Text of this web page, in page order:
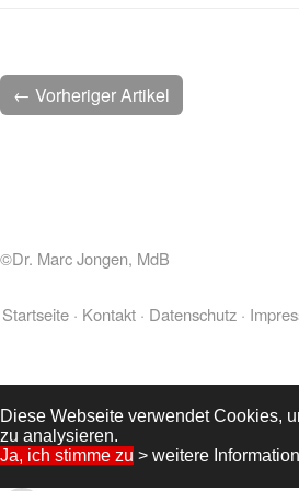
← Vorheriger Artikel
©Dr. Marc Jongen, MdB
Startseite Kontakt Datenschutz
Diese Webseite verwendet Cookies,
zu analysieren.
Ja, ich stimme zu > weitere